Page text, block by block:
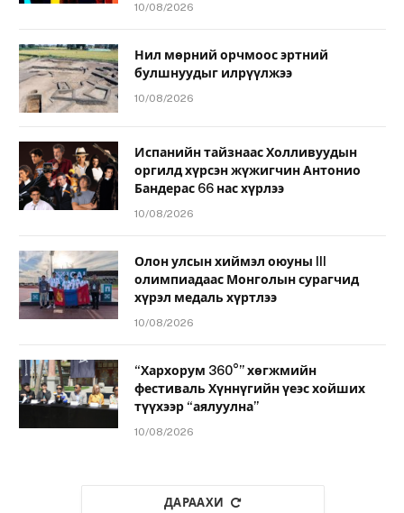
10/08/2026
Нил мөрний орчмоос эртний
булшнуудыг илрүүлжээ
10/08/2026
Испанийн тайзнаас Холливуудын
оргилд хүрсэн жүжигчин Антонио
Бандерас 66 нас хүрлээ
10/08/2026
Олон улсын хиймэл оюуны III
олимпиадаас Монголын сурагчид
хүрэл медаль хүртлээ
10/08/2026
“Хархорум 360°” хөгжмийн
фестиваль Хүннүгийн үеэс хойших
түүхээр “аялуулна”
10/08/2026
ДАРААХИ